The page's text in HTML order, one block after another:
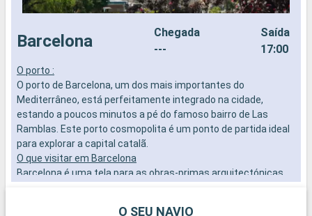
Barcelona
Chegada
---
Saída
17:00
O porto :
O porto de Barcelona, um dos mais importantes do
Mediterrâneo, está perfeitamente integrado na cidade,
estando a poucos minutos a pé do famoso bairro de Las
Ramblas. Este porto cosmopolita é um ponto de partida ideal
para explorar a capital catalã.
O que visitar em Barcelona
Barcelona é uma tela para as obras-primas arquitectónicas
O SEU NAVIO